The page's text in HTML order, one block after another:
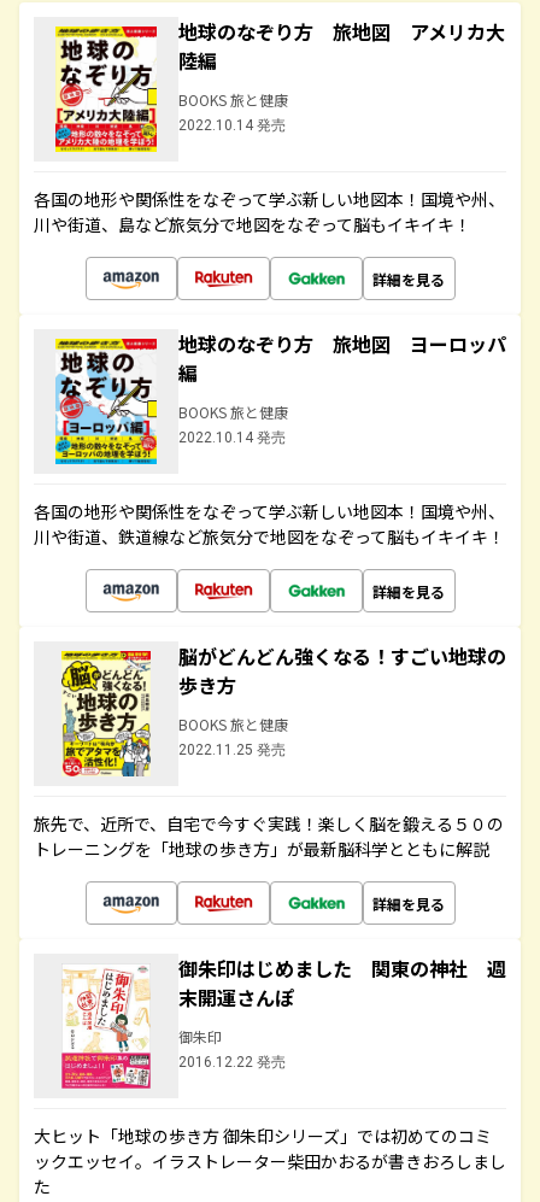
地球のなぞり方 旅地図 アメリカ大
陸編
BOOKS 旅と健康
2022.10.14 発売
各国の地形や関係性をなぞって学ぶ新しい地図本！国境や州、
川や街道、島など旅気分で地図をなぞって脳もイキイキ！
詳細を見る
地球のなぞり方 旅地図 ヨーロッパ
編
BOOKS 旅と健康
2022.10.14 発売
各国の地形や関係性をなぞって学ぶ新しい地図本！国境や州、
川や街道、鉄道線など旅気分で地図をなぞって脳もイキイキ！
詳細を見る
脳がどんどん強くなる！すごい地球の
歩き方
BOOKS 旅と健康
2022.11.25 発売
旅先で、近所で、自宅で今すぐ実践！楽しく脳を鍛える５０の
トレーニングを「地球の歩き方」が最新脳科学とともに解説
詳細を見る
御朱印はじめました 関東の神社 週
末開運さんぽ
御朱印
2016.12.22 発売
大ヒット「地球の歩き方 御朱印シリーズ」では初めてのコミ
ックエッセイ。イラストレーター柴田かおるが書きおろしまし
た